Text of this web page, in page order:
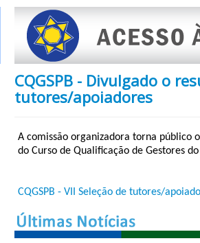
CQGSPB - Divulgado o
tutores/apoiadores
A comissão organizadora torna público
do Curso de Qualificação de Gestores
CQGSPB - VII Seleção de tutores/